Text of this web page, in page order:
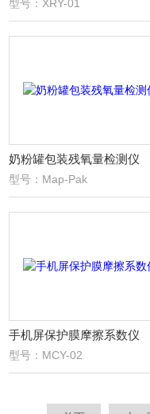
型号：XRY-01
奶粉罐包装残氧量检测仪
型号：Map-Pak
手机屏保护膜摩擦系数仪
型号：MCY-02